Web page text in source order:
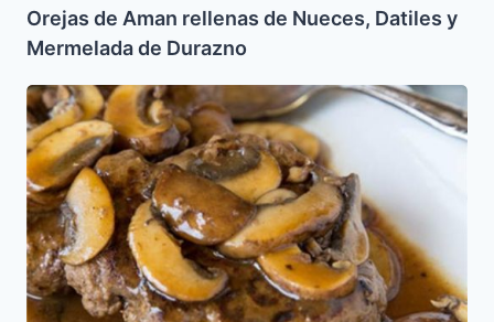
Orejas de Aman rellenas de Nueces, Datiles y
Mermelada de Durazno
Carne
con
Champiñones
y
Mermelada